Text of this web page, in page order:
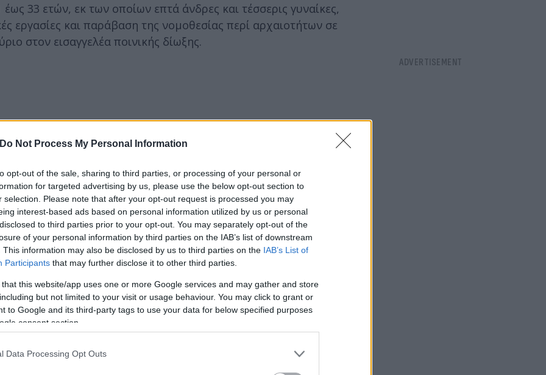
Do Not Process My Personal Information
opt-out of the sale, sharing to third parties, or processing of your personal or
for targeted advertising by us, please use the below opt-out section to
selection. Please note that after your opt-out request is processed you may
interest-based ads based on personal information utilized by us or personal
to third parties prior to your opt-out. You may separately opt-out of the
of your personal information by third parties on the IAB’s list of downstream
This information may also be disclosed by us to third parties on the IAB’s List of
Participants that may further disclose it to other third parties.
that this website/app uses one or more Google services and may gather and store
but not limited to your visit or usage behaviour. You may click to grant or
to Google and its third-party tags to use your data for below specified purposes
consent section.
Data Processing Opt Outs
33 ετών, εκ των οποίων επτά άνδρες και τέσσερις γυναίκες,
εργασίες και παράβαση της νομοθεσίας περί αρχαιοτήτων σε
στον εισαγγελέα ποινικής δίωξης.
Flash.grστην αναζήτηση τηςGoogle